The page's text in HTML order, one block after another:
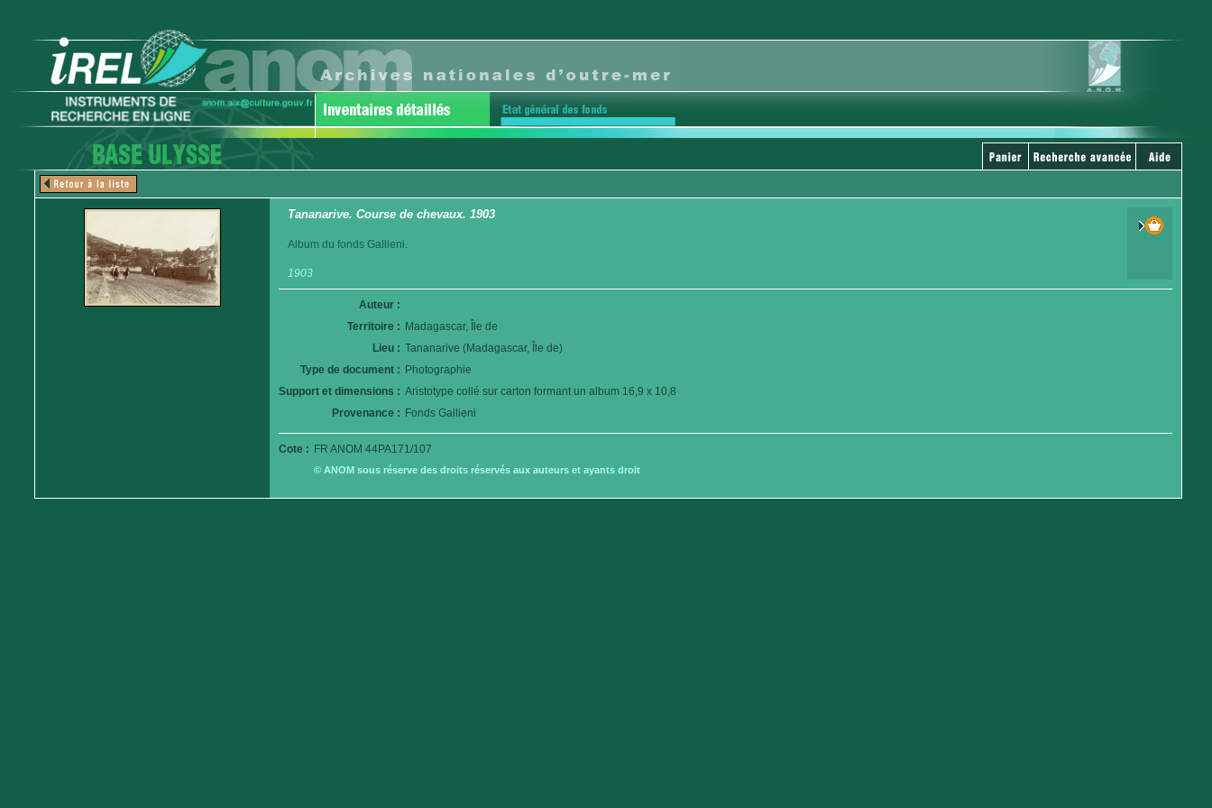
Tananarive. Course de chevaux. 1903
Album du fonds Gallieni.
1903
Auteur :
Territoire : Madagascar, Île de
Lieu : Tananarive (Madagascar, Île de)
Type de document : Photographie
Support et dimensions : Aristotype collé sur carton formant un album 16,9 x 10,8
Provenance : Fonds Gallieni
Cote : FR ANOM 44PA171/107
© ANOM sous réserve des droits réservés aux auteurs et ayants droit